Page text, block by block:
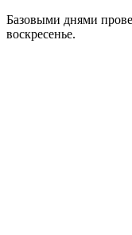
Базовыми днями
воскресенье.